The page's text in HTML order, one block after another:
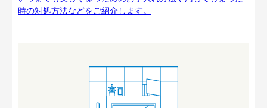
時の対処方法などをご紹介します。